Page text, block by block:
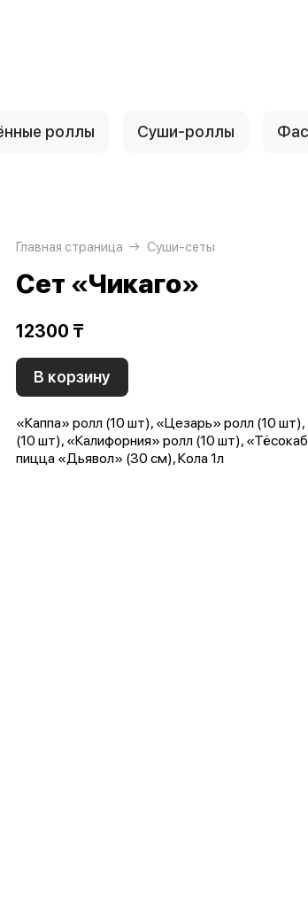
роллы Суши-роллы
Главная страница Суши-сеты
Сет «Чикаго»
12300 ₸
В корзину
«Каппа» ролл (10 шт), «Цезарь» ролл (10
(10 шт), «Калифорния» ролл (10 шт),
пицца «Дьявол» (30 см), Кола 1л